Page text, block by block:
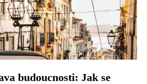
budoucnosti: Jak se